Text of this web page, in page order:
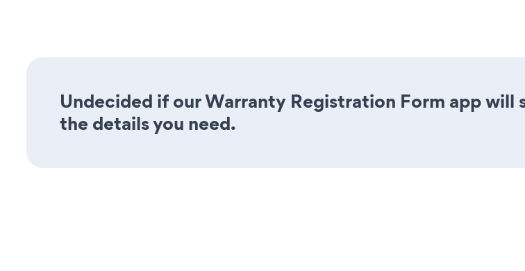
Undecided if our Warranty Registration Form app will
the details you need.